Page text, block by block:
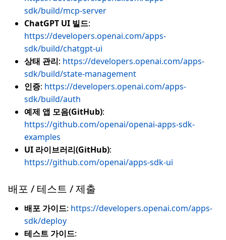
sdk/build/mcp-server
ChatGPT UI 빌드:
https://developers.openai.com/apps-
sdk/build/chatgpt-ui
상태 관리: https://developers.openai.com/apps-
sdk/build/state-management
인증: https://developers.openai.com/apps-
sdk/build/auth
예제 앱 모음(GitHub):
https://github.com/openai/openai-apps-sdk-
examples
UI 라이브러리(GitHub):
https://github.com/openai/apps-sdk-ui
배포 / 테스트 / 제출
배포 가이드: https://developers.openai.com/apps-
sdk/deploy
테스트 가이드: